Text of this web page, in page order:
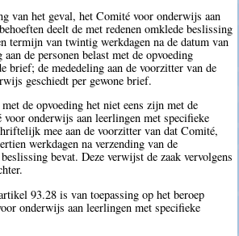
van het geval, het Comité voor onderwijs aan
deelt de met redenen omklede beslissing
termijn van twintig werkdagen na de datum van
de personen belast met de opvoeding
brief; de mededeling aan de voorzitter van de
geschiedt per gewone brief.
de opvoeding het niet eens zijn met de
onderwijs aan leerlingen met specifieke
mee aan de voorzitter van dat Comité,
werkdagen na verzending van de
bevat. Deze verwijst de zaak vervolgens
93.28 is van toepassing op het beroep
onderwijs aan leerlingen met specifieke